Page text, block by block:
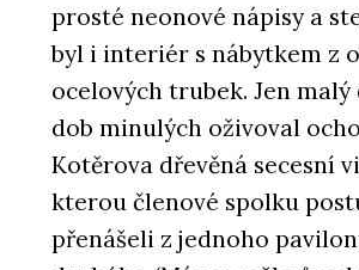
prosté neonové nápisy a
byl i interiér s nábytkem z
ocelových trubek. Jen
dob minulých oživoval
Kotěrova dřevěná secesní
kterou členové spolku
přenášeli z jednoho